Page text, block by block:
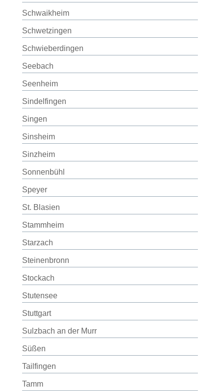
Schwaikheim
Schwetzingen
Schwieberdingen
Seebach
Seenheim
Sindelfingen
Singen
Sinsheim
Sinzheim
Sonnenbühl
Speyer
St. Blasien
Stammheim
Starzach
Steinenbronn
Stockach
Stutensee
Stuttgart
Sulzbach an der Murr
Süßen
Tailfingen
Tamm